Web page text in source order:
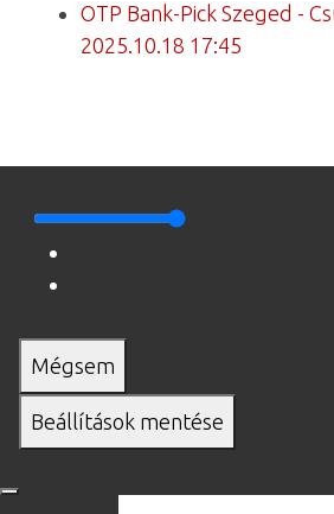
OTP Bank-Pick Szeged -
2025.10.18 17:45
Mégsem
Beállítások mentése